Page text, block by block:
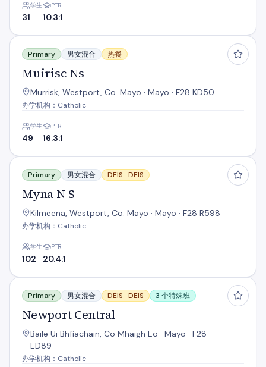
学生
31
PTR
10.3:1
Muirisc Ns
Primary 男女混合 热餐
Muirisc Ns
Murrisk, Westport, Co. Mayo · Mayo · F28 KD50
办学机构：Catholic
学生
49
PTR
16.3:1
Myna N S
Primary 男女混合 DEIS · DEIS
Myna N S
Kilmeena, Westport, Co. Mayo · Mayo · F28 R598
办学机构：Catholic
学生
102
PTR
20.4:1
Newport Central
Primary 男女混合 DEIS · DEIS 3 个特殊班
Newport Central
Baile Ui Bhfiachain, Co Mhaigh Eo · Mayo · F28
ED89
办学机构：Catholic